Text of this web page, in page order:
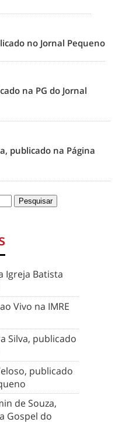
no Jornal Pequeno
na PG do Jornal
publicado na Página
Igreja Batista
Vivo na IMRE
Silva, publicado
publicado
de Souza,
Gospel do